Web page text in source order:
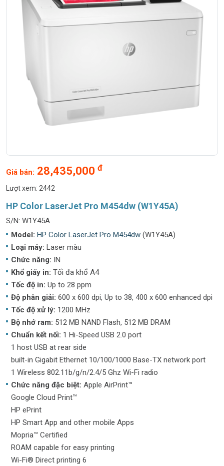
HP Color LaserJet Pro M454dw (W1Y45A)
S/N: W1Y45A
Model: HP Color LaserJet Pro M454dw (W1Y45A)
Loại máy: Laser màu
Chức năng: IN
Khổ giấy in: Tối đa khổ A4
Tốc độ in: Up to 28 ppm
Độ phân giải: 600 x 600 dpi, Up to 38, 400 x 600 enhanced dpi
Tốc độ xử lý: 1200 MHz
Bộ nhớ ram: 512 MB NAND Flash, 512 MB DRAM
Chuẩn kết nối: 1 Hi-Speed USB 2.0 port
1 host USB at rear side
built-in Gigabit Ethernet 10/100/1000 Base-TX network port
1 Wireless 802.11b/g/n/2.4/5 Ghz Wi-Fi radio
Chức năng đặc biệt: Apple AirPrint™
Google Cloud Print™
HP ePrint
HP Smart App and other mobile Apps
Mopria™ Certified
ROAM capable for easy printing
Wi-Fi® Direct printing 6
Giá bán: 28,435,000 đ
Lượt xem: 2442